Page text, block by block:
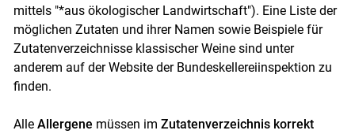
mittels "*aus ökologischer Landwirtschaft"). Eine Liste der
möglichen Zutaten und ihrer Namen sowie Beispiele für
Zutatenverzeichnisse klassischer Weine sind unter
anderem auf der Website der Bundeskellereiinspektion zu
finden.
Alle Allergene müssen im Zutatenverzeichnis korrekt